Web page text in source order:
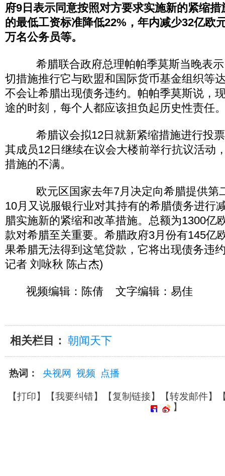
府9日表示同意按照对方要求实施新的紧缩
的最低工资标准降低22%，年内减少32亿欧
万名公务员等。
希腊联合政府总理帕帕季莫斯当晚表示
切措施推行它与欧盟和国际货币基金组织等
不会让希腊出现债务违约。帕帕季莫斯说，
途的时刻，每个人都应该担负起历史性责任
希腊议会拟12日就新紧缩措施进行投票
其成员12日继续在议会大楼前举行抗议活动
措施的不满。
欧元区国家去年7月决定向希腊提供第
10月又说服银行业对其持有的希腊债务进行
腊实施新的紧缩和改革措施。总额为1300亿
款对希腊至关重要。希腊政府3月份有145亿
果希腊无法得到这笔贷款，它将出现债务违
记者 刘咏秋 陈占杰)
视频编辑：陈倩 文字编辑：易佳
相关栏目： 朝闻天下
热词： 央视网 视频 点播
【打印】【我要纠错】【复制链接】【转发邮件】
】